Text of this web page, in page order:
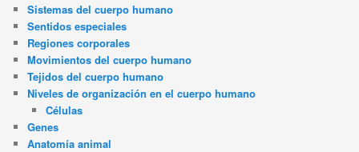
Sistemas del cuerpo humano
Sentidos especiales
Regiones corporales
Movimientos del cuerpo humano
Tejidos del cuerpo humano
Niveles de organización en el cuerpo humano
Células
Genes
Anatomía animal